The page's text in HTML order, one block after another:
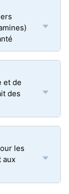
et de
des
les
aux